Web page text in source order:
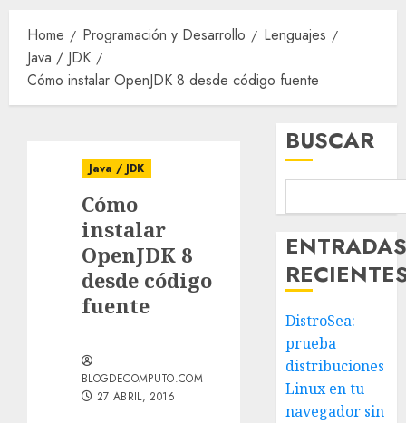
Home Programación y Desarrollo
Lenguajes
Java / JDK
Cómo instalar OpenJDK 8 desde código fuente
Java / JDK
Cómo
instalar
OpenJDK 8
desde código
fuente
BLOGDECOMPUTO.COM
27 ABRIL, 2016
BUSCAR
DistroSea:
prueba
distribuciones
Linux en tu
navegador sin